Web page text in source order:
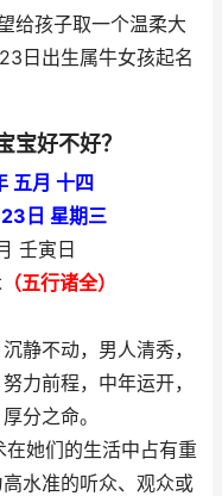
给孩子取一个温柔大
日出生属牛女孩起名
好不好？
五月 十四
日 星期三
壬寅日
（五行诸全）
静不动，男人清秀，
力前程，中年运开，
分之命。
她们的生活中占有重
水准的听众、观众或